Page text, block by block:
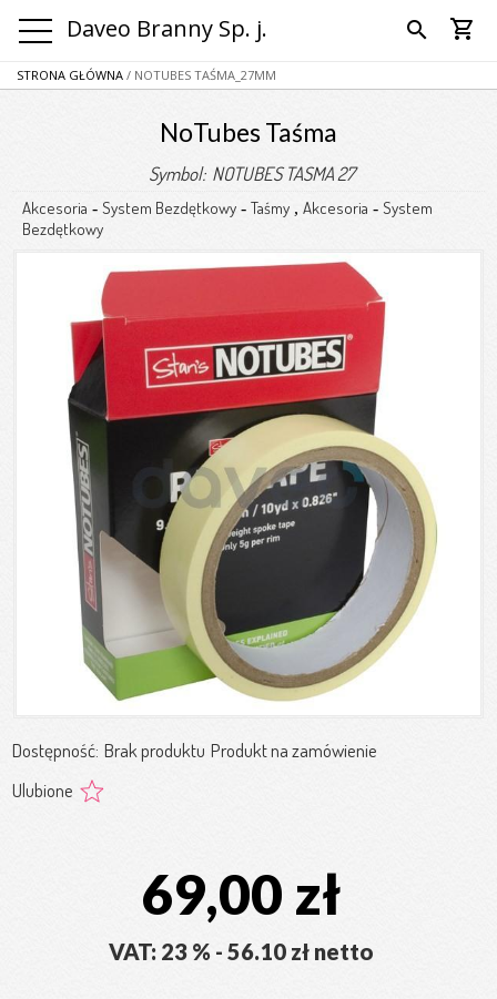
Daveo Branny Sp. j. search shopping_cart
STRONA GŁÓWNA / NOTUBES TAŚMA_27MM
NoTubes Taśma
Symbol: NOTUBES TASMA 27
Akcesoria - System Bezdętkowy- Taśmy, Akcesoria - System
Bezdętkowy
Dostępność: Brak produktu Produkt na zamówienie
Ulubione
69,00 zł
VAT: 23 % - 56.10 zł netto